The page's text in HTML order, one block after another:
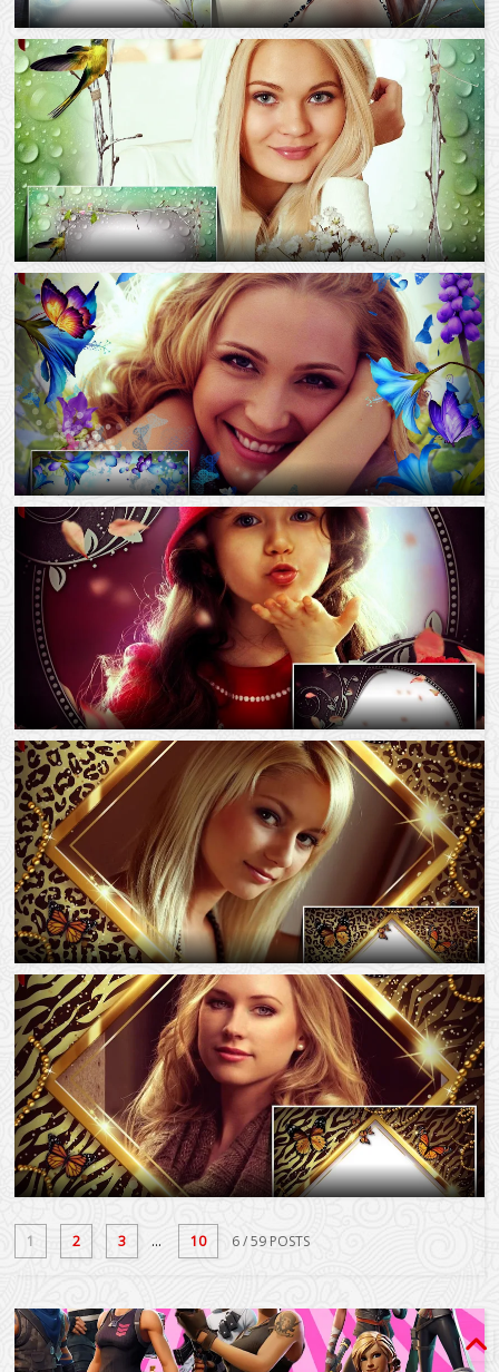
1 2 3 ... 10 6/ 59 POSTS